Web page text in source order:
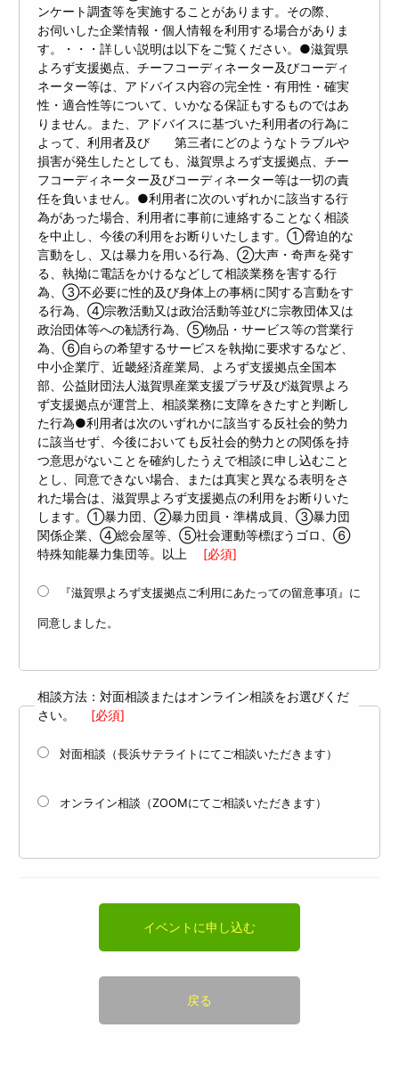
ンケート調査等を実施することがあります。その際、
お伺いした企業情報・個人情報を利用する場合がありま
す。・・・詳しい説明は以下をご覧ください。●滋賀県
よろず支援拠点、チーフコーディネーター及びコーディ
ネーター等は、アドバイス内容の完全性・有用性・確実
性・適合性等について、いかなる保証もするものではあ
りません。また、アドバイスに基づいた利用者の行為に
よって、利用者及び 第三者にどのようなトラブルや
損害が発生したとしても、滋賀県よろず支援拠点、チー
フコーディネーター及びコーディネーター等は一切の責
任を負いません。●利用者に次のいずれかに該当する行
為があった場合、利用者に事前に連絡することなく相談
を中止し、今後の利用をお断りいたします。①脅迫的な
言動をし、又は暴力を用いる行為、②大声・奇声を発す
る、執拗に電話をかけるなどして相談業務を害する行
為、③不必要に性的及び身体上の事柄に関する言動をす
る行為、④宗教活動又は政治活動等並びに宗教団体又は
政治団体等への勧誘行為、⑤物品・サービス等の営業行
為、⑥自らの希望するサービスを執拗に要求するなど、
中小企業庁、近畿経済産業局、よろず支援拠点全国本
部、公益財団法人滋賀県産業支援プラザ及び滋賀県よろ
ず支援拠点が運営上、相談業務に支障をきたすと判断し
た行為●利用者は次のいずれかに該当する反社会的勢力
に該当せず、今後においても反社会的勢力との関係を持
つ意思がないことを確約したうえで相談に申し込むこと
とし、同意できない場合、または真実と異なる表明をさ
れた場合は、滋賀県よろず支援拠点の利用をお断りいた
します。①暴力団、②暴力団員・準構成員、③暴力団
関係企業、④総会屋等、⑤社会運動等標ぼうゴロ、⑥
特殊知能暴力集団等。以上
[必須]
『滋賀県よろず支援拠点ご利用にあたっての留意事項』に
同意しました。
相談方法：対面相談またはオンライン相談をお選びくだ
さい。
[必須]
対面相談（長浜サテライトにてご相談いただきます）
オンライン相談（ZOOMにてご相談いただきます）
イベントに申し込む
戻る